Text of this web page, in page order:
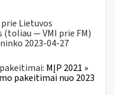
Lietuvos
― VMI prie FM)
2023-04-27
MĮP 2021 »
pakeitimai nuo 2023